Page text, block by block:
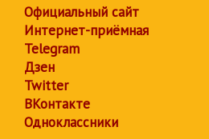
Официальный сайт
Интернет-приёмная
Telegram
Дзен
Twitter
ВКонтакте
Одноклассники